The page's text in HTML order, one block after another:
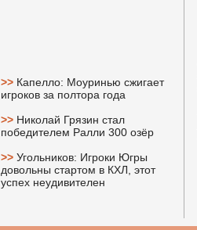
>> Капелло: Моуринью сжигает
игроков за полтора года
>> Николай Грязин стал
победителем Ралли 300 озёр
>> Угольников: Игроки Югры
довольны стартом в КХЛ, этот
успех неудивителен